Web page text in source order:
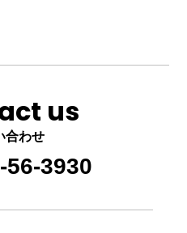
us
合わせ
56-3930